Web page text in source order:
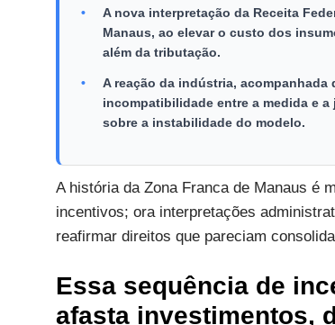
•
A nova interpretação da Receita
Manaus, ao elevar o custo dos
além da tributação.
•
A reação da indústria,
incompatibilidade entre a medida e
sobre a instabilidade do modelo.
A história da Zona Franca de Manaus é
incentivos; ora interpretações
reafirmar direitos que pareciam
Essa sequência de
afasta investimentos,